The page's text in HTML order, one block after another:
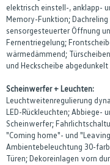
elektrisch einstell-, anklapp-
Memory-Funktion;
sensorgesteuerter Öffnung
Fernentriegelung;
wärmedämmend;
und Heckscheibe abgedunkelt
Scheinwerfer + Leuchten:
Leuchtweitenregulierung
LED-Rückleuchten; Abbiege-
Scheinwerfer;
"Coming home"- und
Ambientebeleuchtung 30-
Türen; Dekoreinlagen vorn